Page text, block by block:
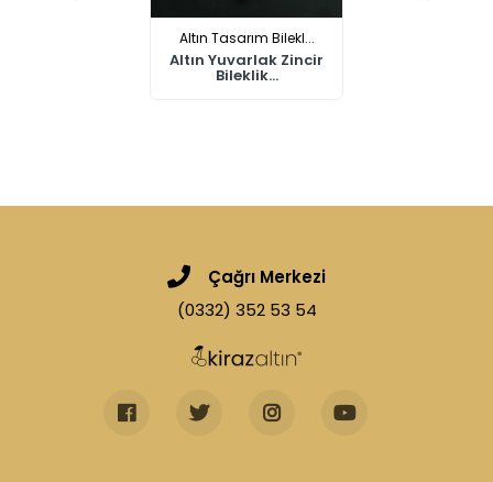
Altın Tasarım Bilekl...
Altın Yuvarlak Zincir
Bileklik...
Çağrı Merkezi
(0332) 352 53 54